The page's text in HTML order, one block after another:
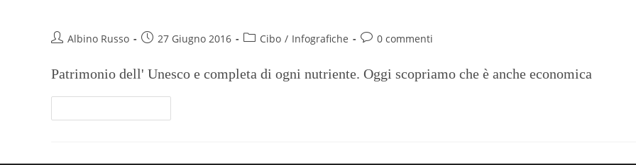
Albino Russo 27 Giugno 2016 Cibo / Infografiche 0 commenti
Patrimonio dell' Unesco e completa di ogni nutriente. Oggi scopriamo che è anche economica